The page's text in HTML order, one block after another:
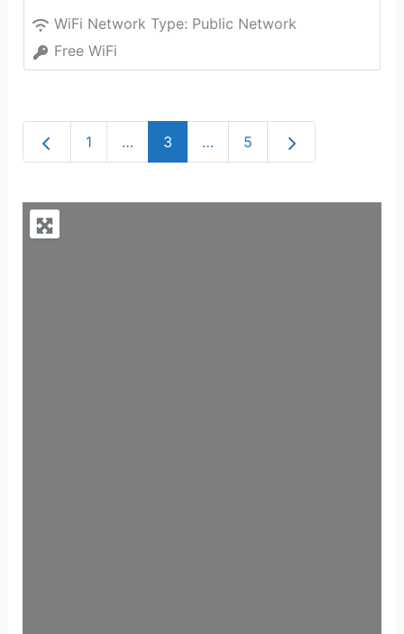
WiFi Network Type: Public Network
Free WiFi
Newer posts
1 … 3 … 5 Older posts